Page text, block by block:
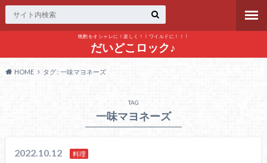
晩酌をオシャレに！楽しく！！ワイルドに！！！
だいどこロック♪
HOME タグ : 一味マヨネーズ
TAG
一味マヨネーズ
2022.10.12 料理